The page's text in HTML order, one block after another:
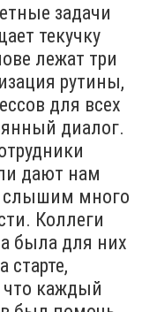
задачи
текучку
лежат три
рутины,
для всех
диалог.
дают нам
слышим много
Коллеги
была для них
старте,
что каждый